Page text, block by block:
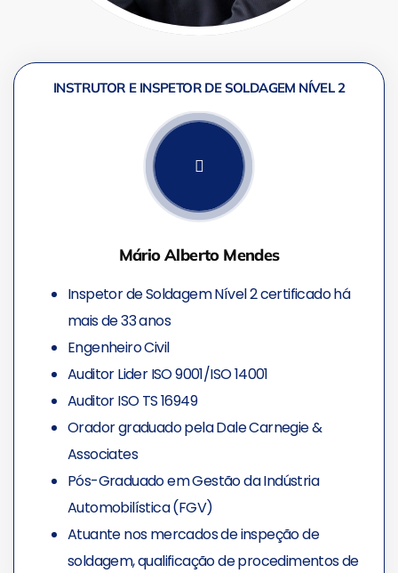
INSTRUTOR E INSPETOR DE SOLDAGEM NÍVEL 2
Mário Alberto Mendes
Inspetor de Soldagem Nível 2 certificado há
mais de 33 anos
Engenheiro Civil
Auditor Lider ISO 9001/ISO 14001
Auditor ISO TS 16949
Orador graduado pela Dale Carnegie &
Associates
Pós-Graduado em Gestão da Indústria
Automobilística (FGV)
Atuante nos mercados de inspeção de
soldagem, qualificação de procedimentos de